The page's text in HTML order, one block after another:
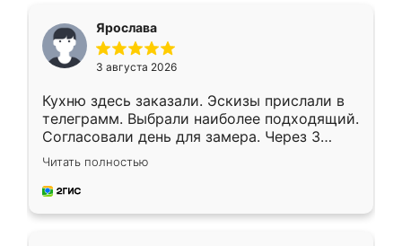
Ярослава
3 августа 2026
Кухню здесь заказали. Эскизы прислали в
телеграмм. Выбрали наиболее подходящий.
Согласовали день для замера. Через 3
недели кухня была уже готова. Остались
довольны работой. Спасибо Ренессанс
мебель за качественную работу!
Читать полностью